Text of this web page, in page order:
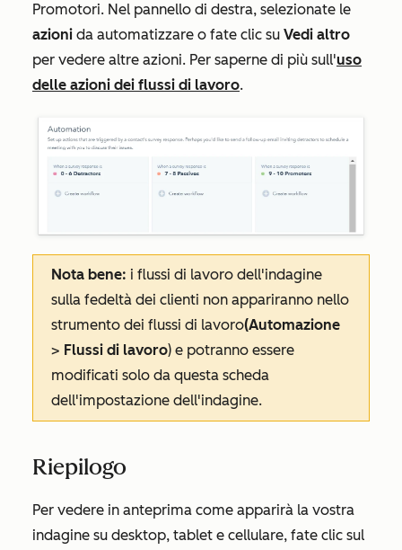
Promotori. Nel pannello di destra, selezionate le
azioni da automatizzare o fate clic su Vedi altro
per vedere altre azioni. Per saperne di più sull'uso
delle azioni dei flussi di lavoro.
Nota bene: i flussi di lavoro dell'indagine
sulla fedeltà dei clienti non appariranno nello
strumento dei flussi di lavoro(Automazione
> Flussi di lavoro) e potranno essere
modificati solo da questa scheda
dell'impostazione dell'indagine.
Riepilogo
Per vedere in anteprima come apparirà la vostra
indagine su desktop, tablet e cellulare, fate clic sul